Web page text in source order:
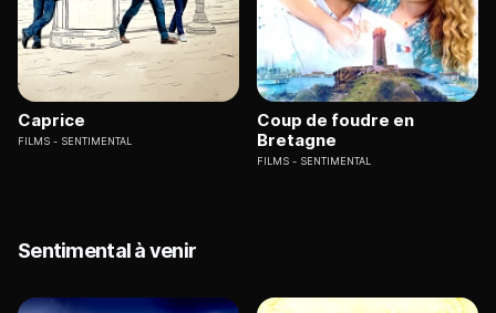
Caprice
FILMS SENTIMENTAL
Coup de foudre en
Bretagne
FILMS SENTIMENTAL
Sentimental à venir